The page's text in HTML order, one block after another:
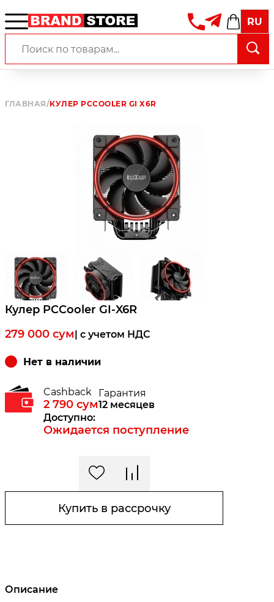
RU
ГЛАВНАЯ/КУЛЕР PCCOOLER GI X6R
Кулер PCCooler GI-X6R
279 000 сум| c учетом НДС
Нет в наличии
Cashback
2 790 сум
Гарантия
12 месяцев
Доступно:
Ожидается поступление
Купить в рассрочку
Описание